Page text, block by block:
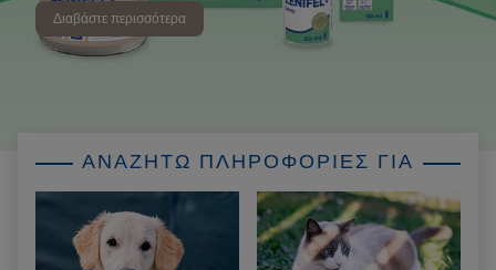
Διαβάστε περισσότερα
ΑΝΑΖΗΤΩ ΠΛΗΡΟΦΟΡΙΕΣ ΓΙΑ